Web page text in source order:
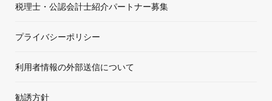
税理士・公認会計士紹介パートナー募集
プライバシーポリシー
利用者情報の外部送信について
勧誘方針